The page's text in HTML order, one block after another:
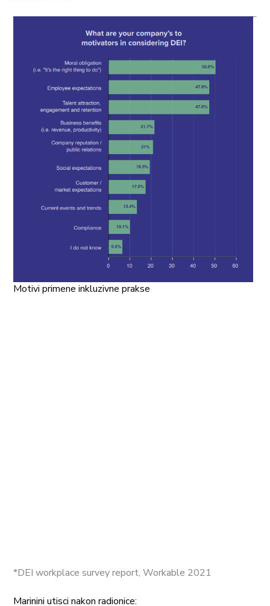
Motivi primene inkluzivne prakse
*DEI workplace survey report, Workable 2021
Marinini utisci nakon radionice: